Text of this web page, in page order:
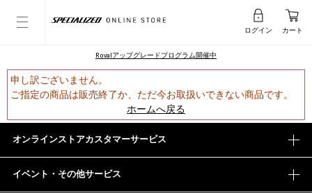
ログイン カート
Rovalアップグレードプログラム開催中
申し訳ございません。
ご指定の商品は販売終了か、ただ今お取扱いできない商品です。
ホームへ戻る
オンラインストアカスタマーサービス
イベント・その他サービス